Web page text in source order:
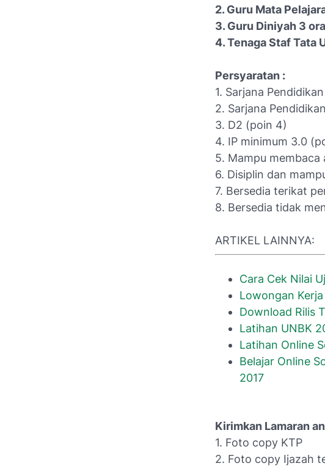
2. Guru Mata
3. Guru Diniyah 3
4. Tenaga Staf Tata
Persyaratan :
1. Sarjana
2. Sarjana
3. D2 (poin 4)
4. IP minimum 3.0
5. Mampu
6. Disiplin dan
7. Bersedia terikat
8. Bersedia tidak
ARTIKEL LAINNYA:
Cara Cek Nilai
Lowongan
Download Rilis
Latihan UNBK
Latihan Online
Belajar Online
2017
Kirimkan Lamaran
1. Foto copy KTP
2. Foto copy Ijazah